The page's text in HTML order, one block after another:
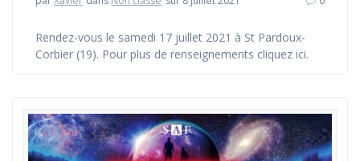
Rendez-vous le samedi 17 juillet 2021 à St Pardoux-
Corbier (19). Pour plus de renseignements cliquez ici.